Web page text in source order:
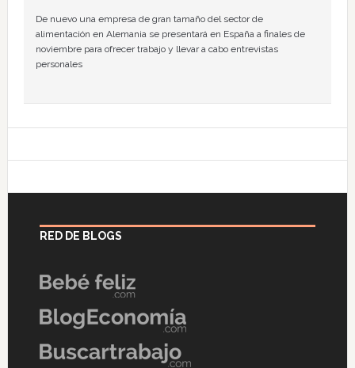
De nuevo una empresa de gran tamaño del sector de
alimentación en Alemania se presentará en España a finales de
noviembre para ofrecer trabajo y llevar a cabo entrevistas
personales
RED DE BLOGS